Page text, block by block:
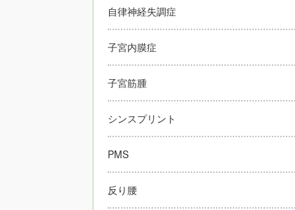
自律神経失調症
子宮内膜症
子宮筋腫
シンスプリント
PMS
反り腰